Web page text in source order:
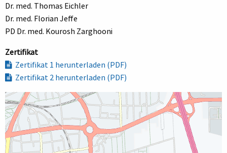
Dr. med. Thomas Eichler
Dr. med. Florian Jeffe
PD Dr. med. Kourosh Zarghooni
Zertifikat
Zertifikat 1 herunterladen (PDF)
Zertifikat 2 herunterladen (PDF)